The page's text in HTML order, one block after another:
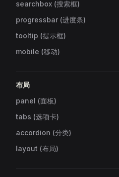
searchbox (搜索框)
progressbar (进度条)
tooltip (提示框)
mobile (移动)
布局
panel (面板)
tabs (选项卡)
accordion (分类)
layout (布局)